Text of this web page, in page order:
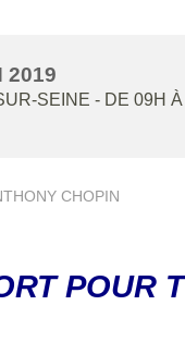
2019
SEINE - DE 09H
CHOPIN
POUR